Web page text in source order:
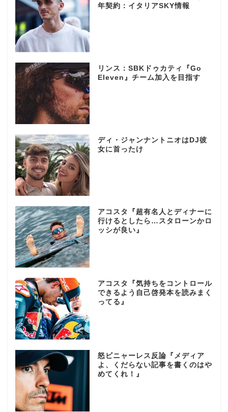
年契約：イタリアSKY情報
リンス：SBKドゥカティ『Go
Eleven』チーム加入を目指す
ディ・ジャンナントニオはDJ彼
女に首ったけ
アコスタ『超有名人とディナーに
行けるとしたら…スタローンかロ
ッシが良い』
アコスタ『気持ちをコントロール
できるよう自己啓発本を読みまく
ってる』
怒ビニャーレス反論『メディア
よ、くだらない記事を書くのはや
めてくれ！』